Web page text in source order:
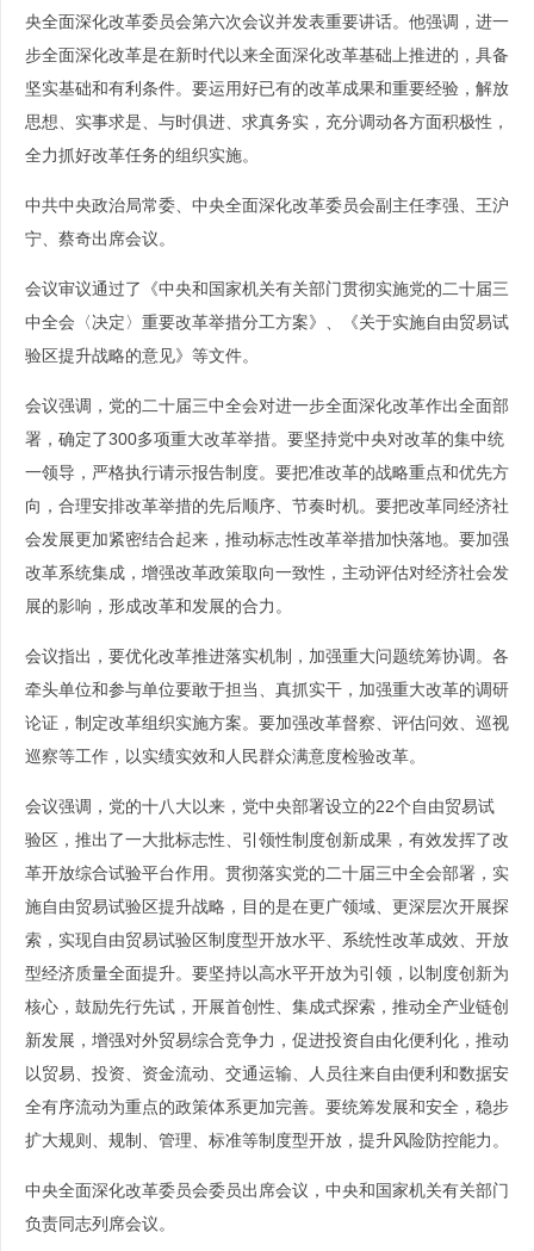
央全面深化改革委员会第六次会议并发表重要讲话。他强调，进一
步全面深化改革是在新时代以来全面深化改革基础上推进的，具备
坚实基础和有利条件。要运用好已有的改革成果和重要经验，解放
思想、实事求是、与时俱进、求真务实，充分调动各方面积极性，
全力抓好改革任务的组织实施。
中共中央政治局常委、中央全面深化改革委员会副主任李强、王沪
宁、蔡奇出席会议。
会议审议通过了《中央和国家机关有关部门贯彻实施党的二十届三
中全会〈决定〉重要改革举措分工方案》、《关于实施自由贸易试
验区提升战略的意见》等文件。
会议强调，党的二十届三中全会对进一步全面深化改革作出全面部
署，确定了300多项重大改革举措。要坚持党中央对改革的集中统
一领导，严格执行请示报告制度。要把准改革的战略重点和优先方
向，合理安排改革举措的先后顺序、节奏时机。要把改革同经济社
会发展更加紧密结合起来，推动标志性改革举措加快落地。要加强
改革系统集成，增强改革政策取向一致性，主动评估对经济社会发
展的影响，形成改革和发展的合力。
会议指出，要优化改革推进落实机制，加强重大问题统筹协调。各
牵头单位和参与单位要敢于担当、真抓实干，加强重大改革的调研
论证，制定改革组织实施方案。要加强改革督察、评估问效、巡视
巡察等工作，以实绩实效和人民群众满意度检验改革。
会议强调，党的十八大以来，党中央部署设立的22个自由贸易试
验区，推出了一大批标志性、引领性制度创新成果，有效发挥了改
革开放综合试验平台作用。贯彻落实党的二十届三中全会部署，实
施自由贸易试验区提升战略，目的是在更广领域、更深层次开展探
索，实现自由贸易试验区制度型开放水平、系统性改革成效、开放
型经济质量全面提升。要坚持以高水平开放为引领，以制度创新为
核心，鼓励先行先试，开展首创性、集成式探索，推动全产业链创
新发展，增强对外贸易综合竞争力，促进投资自由化便利化，推动
以贸易、投资、资金流动、交通运输、人员往来自由便利和数据安
全有序流动为重点的政策体系更加完善。要统筹发展和安全，稳步
扩大规则、规制、管理、标准等制度型开放，提升风险防控能力。
中央全面深化改革委员会委员出席会议，中央和国家机关有关部门
负责同志列席会议。